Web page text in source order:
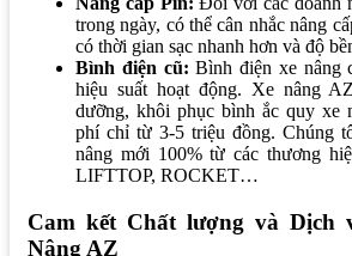
trong ngày, có thể cân nhắc nâng
có thời gian sạc nhanh hơn và độ
Bình điện cũ: Bình điện xe nâng
hiệu suất hoạt động. Xe nâng
dưỡng, khôi phục bình ắc quy xe
phí chỉ từ 3-5 triệu đồng. Chúng
nâng mới 100% từ các thương
LIFTTOP, ROCKET…
Cam kết Chất lượng và Dịch
Nâng AZ